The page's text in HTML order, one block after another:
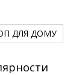
ДЛЯ ДОМУ